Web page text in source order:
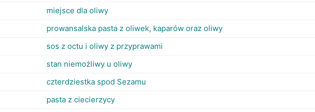
miejsce dla oliwy
prowansalska pasta z oliwek, kaparów oraz oliwy
sos z octu i oliwy z przyprawami
stan niemożliwy u oliwy
czterdziestka spod Sezamu
pasta z ciecierzycy